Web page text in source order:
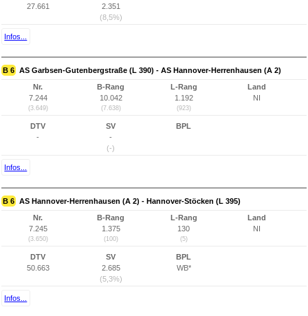
27.661
2.351
(8,5%)
Infos...
B 6 AS Garbsen-Gutenbergstraße (L 390) - AS Hannover-Herrenhausen (A 2)
Nr.
7.244
(3.649)
B-Rang
10.042
(7.638)
L-Rang
1.192
(923)
Land
NI
DTV
-
SV
-
(-)
BPL
Infos...
B 6 AS Hannover-Herrenhausen (A 2) - Hannover-Stöcken (L 395)
Nr.
7.245
(3.650)
B-Rang
1.375
(100)
L-Rang
130
(5)
Land
NI
DTV
50.663
SV
2.685
(5,3%)
BPL
WB*
Infos...